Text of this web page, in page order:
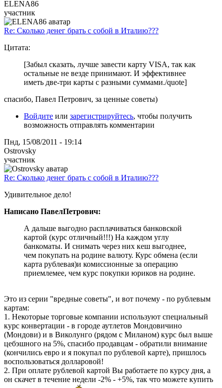
ELENA86
участник
Re: Сколько денег брать с собой в Италию???
Цитата:
[Забыл сказать, лучше завести карту VISA, так как
остальные не везде принимают. И эффективнее
иметь две-три карты с разными суммами./quote]
спасибо, Павел Петрович, за ценные советы)
Войдите или зарегистрируйтесь, чтобы получить
возможность отправлять комментарии
Пнд, 15/08/2011 - 19:14
Ostrovsky
участник
Re: Сколько денег брать с собой в Италию???
Удивительное дело!
Написано ПавелПетрович:
А дальше выгодно расплачиваться банковской
картой (курс отличный!!!) На каждом углу
банкоматы. И снимать через них кеш выгоднее,
чем покупать на родине валюту. Курс обмена (если
карта рублевая)и комиссионные за операцию
приемлемее, чем курс покупки юриков на родине.
Это из серии "вредные советы", и вот почему - по рублевым
картам:
1. Некоторые торговые компании используют специальный
курс конвертации - в городе аутлетов Мондовичино
(Мондови) и в Виколунго (рядом с Миланом) курс был выше
цебэшного на 5%, спасибо продавцам - обратили внимание
(кончились евро и я покупал по рублевой карте), пришлось
воспользоваться долларовой!
2. При оплате рублевой картой Вы работаете по курсу дня, а
он скачет в течение недели -2% - +5%, так что можете купить